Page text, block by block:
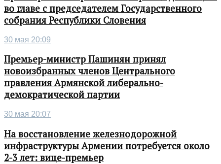
во главе с председателем Государственного
собрания Республики Словения
30 мая 20:09
Премьер-министр Пашинян принял
новоизбранных членов Центрального
правления Армянской либерально-
демократической партии
30 мая 20:07
На восстановление железнодорожной
инфраструктуры Армении потребуется около
2-3 лет: вице-премьер